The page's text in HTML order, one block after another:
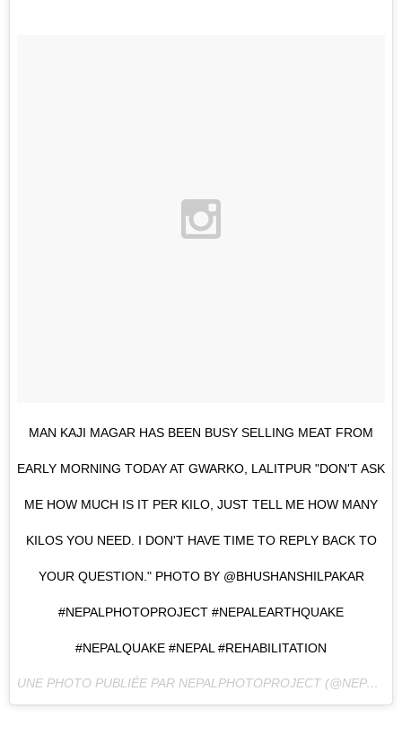
MAN KAJI MAGAR HAS BEEN BUSY SELLING MEAT FROM
EARLY MORNING TODAY AT GWARKO, LALITPUR "DON'T ASK
ME HOW MUCH IS IT PER KILO, JUST TELL ME HOW MANY
KILOS YOU NEED. I DON'T HAVE TIME TO REPLY BACK TO
YOUR QUESTION." PHOTO BY @BHUSHANSHILPAKAR
#NEPALPHOTOPROJECT #NEPALEARTHQUAKE
#NEPALQUAKE #NEPAL #REHABILITATION
UNE PHOTO PUBLIÉE PAR NEPALPHOTOPROJECT (@NEPALPHOTOPROJECT) LE